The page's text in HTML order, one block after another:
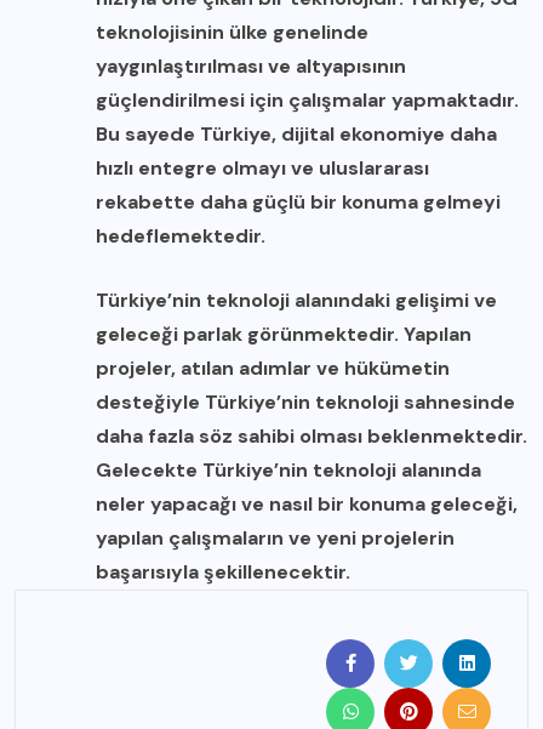
teknolojisinin ülke genelinde
yaygınlaştırılması ve altyapısının
güçlendirilmesi için çalışmalar yapmaktadır.
Bu sayede Türkiye, dijital ekonomiye daha
hızlı entegre olmayı ve uluslararası
rekabette daha güçlü bir konuma gelmeyi
hedeflemektedir.
Türkiye’nin teknoloji alanındaki gelişimi ve
geleceği parlak görünmektedir. Yapılan
projeler, atılan adımlar ve hükümetin
desteğiyle Türkiye’nin teknoloji sahnesinde
daha fazla söz sahibi olması beklenmektedir.
Gelecekte Türkiye’nin teknoloji alanında
neler yapacağı ve nasıl bir konuma geleceği,
yapılan çalışmaların ve yeni projelerin
başarısıyla şekillenecektir.